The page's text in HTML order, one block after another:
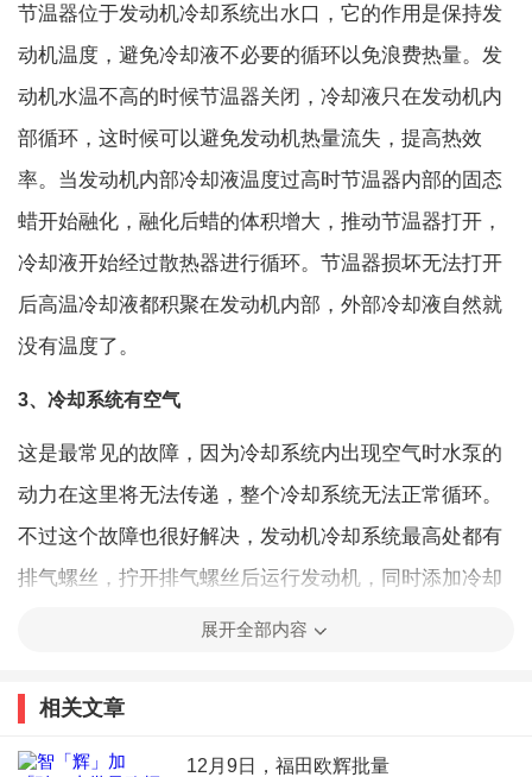
节温器位于发动机冷却系统出水口，它的作用是保持发
动机温度，避免冷却液不必要的循环以免浪费热量。发
动机水温不高的时候节温器关闭，冷却液只在发动机内
部循环，这时候可以避免发动机热量流失，提高热效
率。当发动机内部冷却液温度过高时节温器内部的固态
蜡开始融化，融化后蜡的体积增大，推动节温器打开，
冷却液开始经过散热器进行循环。节温器损坏无法打开
后高温冷却液都积聚在发动机内部，外部冷却液自然就
没有温度了。
3、冷却系统有空气
这是最常见的故障，因为冷却系统内出现空气时水泵的
动力在这里将无法传递，整个冷却系统无法正常循环。
不过这个故障也很好解决，发动机冷却系统最高处都有
排气螺丝，拧开排气螺丝后运行发动机，同时添加冷却
液，直到排气螺丝孔里均匀地流出冷却液说明排气完
展开全部内容
相关文章
12月9日，福田欧辉批量